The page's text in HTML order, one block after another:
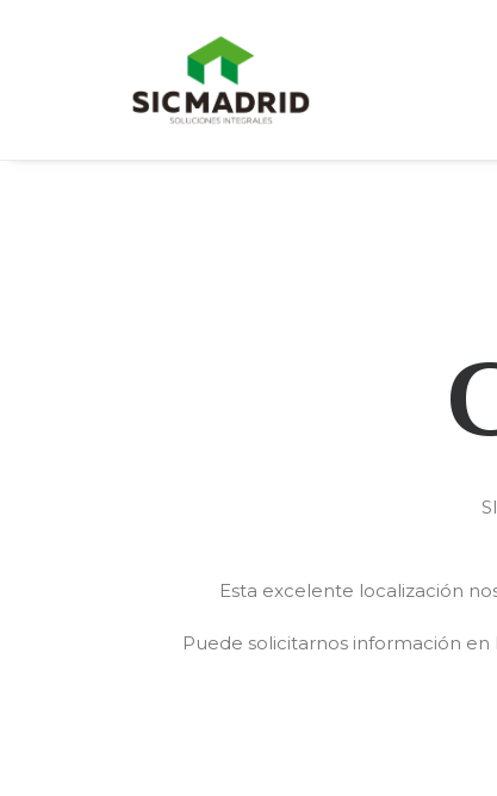
Esta excelente localización
Puede solicitarnos información en